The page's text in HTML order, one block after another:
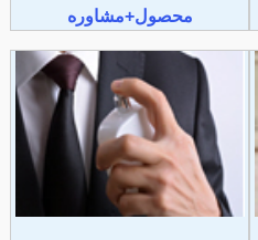
محصول+مشاوره